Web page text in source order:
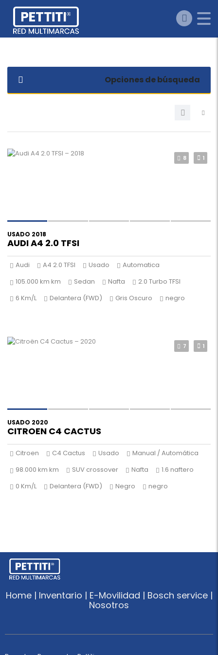
Opciones de búsqueda
8 1
USADO 2018
AUDI A4 2.0 TFSI
Audi A4 2.0 TFSI Usado
Automatica
105.000 km km
Sedan Nafta
2.0 Turbo TFSI
6 Km/L
Delantera (FWD) Gris Oscuro negro
7 1
USADO 2020
CITROEN C4 CACTUS
Citroen C4 Cactus Usado
Manual / Automática
98.000 km km
SUV crossover Nafta
1.6 naftero
0 Km/L
Delantera (FWD) Negro negro
Home | Inventario | E-Movilidad | Bosch service |
Nosotros